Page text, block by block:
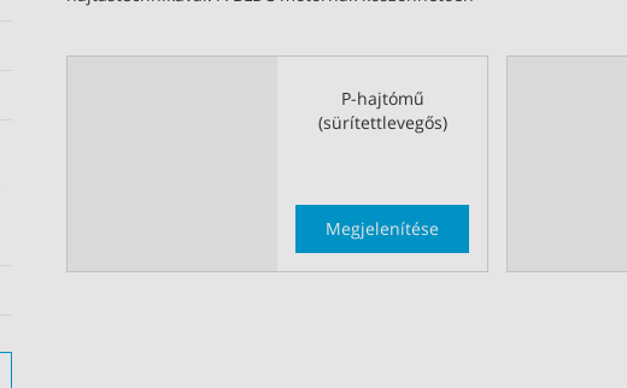
P-hajtómű
(sürítettlevegős)
Megjelenítése